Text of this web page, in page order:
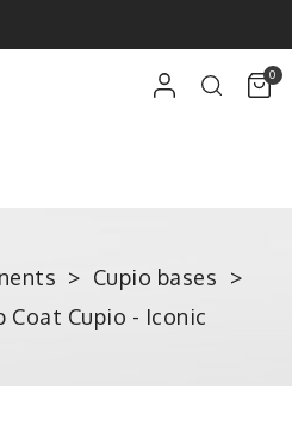
0
Cupio bases
Coat Cupio - Iconic